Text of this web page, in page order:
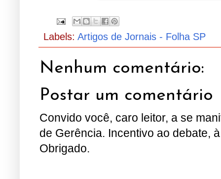
Labels: Artigos de Jornais - Folha SP
Nenhum comentário:
Postar um comentário
Convido você, caro leitor, a se
de Gerência. Incentivo ao debate,
Obrigado.